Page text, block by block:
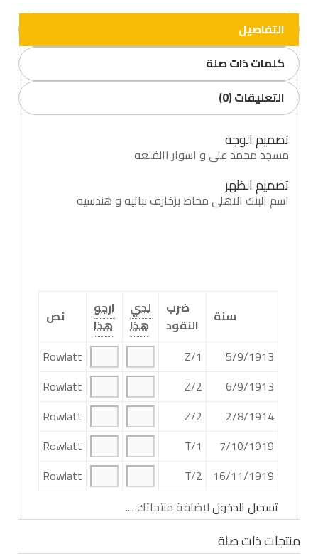
التفاصيل
كلمات ذات صلة
التعليقات (0)
تصميم الوجه
مسجد محمد على و اسوار االقلعه
تصميم الظهر
اسم البنك الاهلى محاط بزخارف نباتيه و هندسيه
سنة
ضرب
النقود
لدي
هذا
ارجو
هذا
نص
5/9/1913
Z/1
Rowlatt
6/9/1913
Z/2
Rowlatt
2/8/1914
Z/2
Rowlatt
7/10/1919
T/1
Rowlatt
16/11/1919
T/2
Rowlatt
تسجيل الدخوللاضافة منتجاتك ....
منتجات ذات صلة